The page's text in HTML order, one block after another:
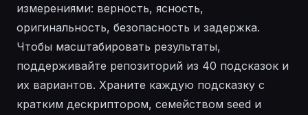
измерениями: верность, ясность,
оригинальность, безопасность и задержка.
Чтобы масштабировать результаты,
поддерживайте репозиторий из 40 подсказок и
их вариантов. Храните каждую подсказку с
кратким дескриптором, семейством seed и